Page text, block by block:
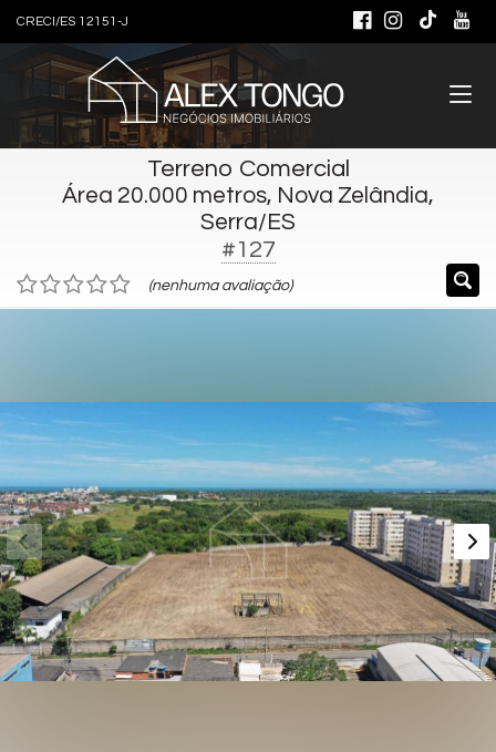
CRECI/ES 12151-J
Terreno Comercial
Área 20.000 metros, Nova Zelândia,
Serra/ES
#127
(nenhuma avaliação)